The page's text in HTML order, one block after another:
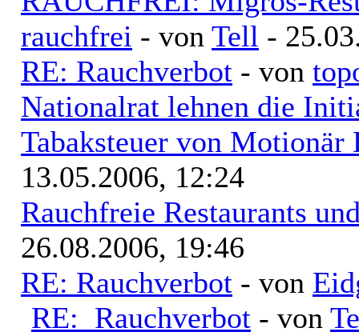
rauchfrei - von Tell -
RE: Rauchverbot - von
Nationalrat lehnen die
Tabaksteuer von Motionär
13.05.2006, 12:24
Rauchfreie Restaurants
26.08.2006, 19:46
RE: Rauchverbot - von
RE: Rauchverbot - von